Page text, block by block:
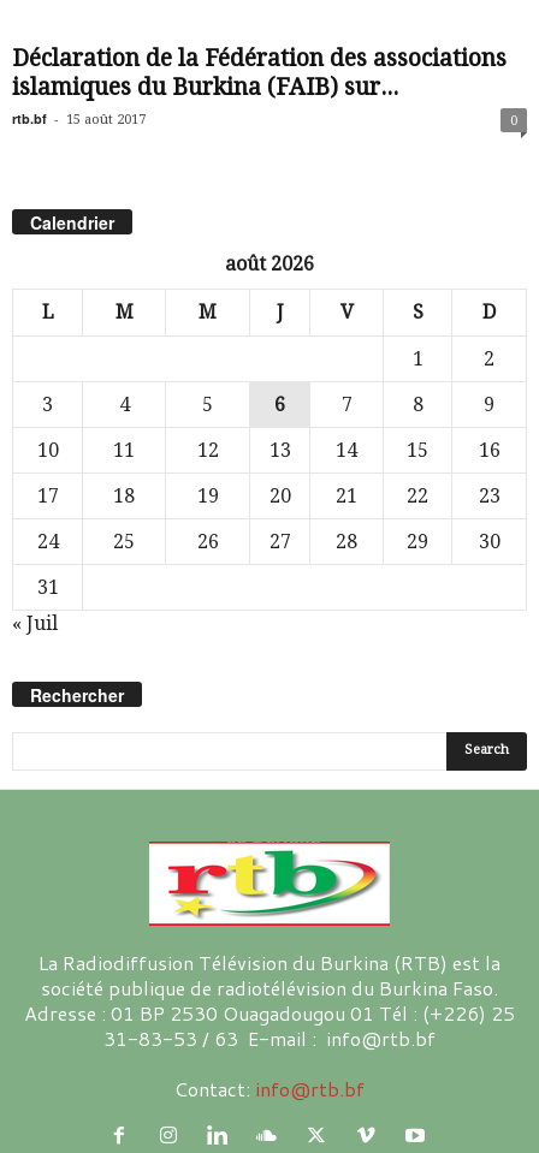
Déclaration de la Fédération des associations
islamiques du Burkina (FAIB) sur...
rtb.bf - 15 août 2017 0
Calendrier
août 2026
L M M J V S D
1
2
3
4 5 6 7 8
9
10
11 12 13 14 15
16
17
18 19 20 21 22
23
24
25 26 27 28 29
30
31
« Juil
Rechercher
La Radiodiffusion Télévision du Burkina (RTB) est la
société publique de radiotélévision du Burkina Faso.
Adresse : 01 BP 2530 Ouagadougou 01 Tél : (+226) 25
31-83-53 / 63 E-mail : info@rtb.bf
Contact: info@rtb.bf